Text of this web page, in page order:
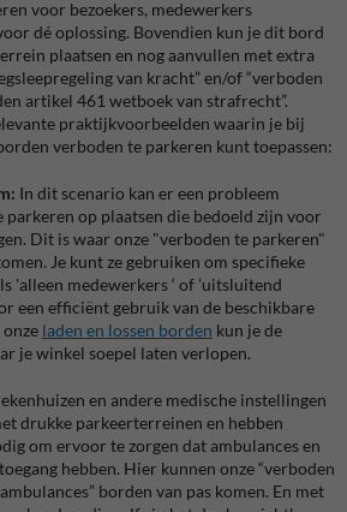
voor bezoekers, medewerkers
dé oplossing. Bovendien kun je dit bord
plaatsen en nog aanvullen met extra
van kracht” en/of “verboden
artikel 461 wetboek van strafrecht”.
praktijkvoorbeelden waarin je bij
verboden te parkeren kunt toepassen:
In dit scenario kan er een probleem
op plaatsen die bedoeld zijn voor
Dit is waar onze "verboden te parkeren"
Je kunt ze gebruiken om specifieke
'alleen medewerkers ‘ of ’uitsluitend
een efficiënt gebruik van de beschikbare
laden en lossen borden kun je de
je winkel soepel laten verlopen.
en andere medische instellingen
drukke parkeerterreinen en hebben
om ervoor te zorgen dat ambulances en
hebben. Hier kunnen onze “verboden
borden van pas komen. En met